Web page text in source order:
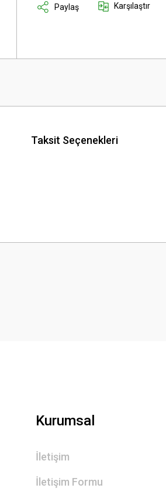
Paylaş Karşılaştır
Taksit Seçenekleri
Kurumsal
İletişim
İletişim Formu